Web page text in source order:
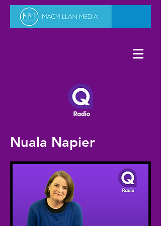
Nuala Napier